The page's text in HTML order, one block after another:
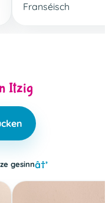
Franséisch
Itzig
gesinn